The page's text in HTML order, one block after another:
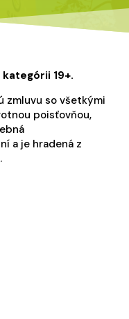
19+.
zmluvu so všetkými
poisťovňou,
a je hradená z